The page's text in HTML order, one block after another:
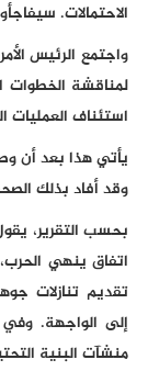
الاحتمالات.
واجتمع الرئيس
لمناقشة الخطوات
استئناف العمليات
يأتي هذا بعد أن
وقد أفاد بذلك
بحسب التقرير،
اتفاق ينهي
تقديم تنازلات
إلى الواجهة. وفي
منشآت البنية